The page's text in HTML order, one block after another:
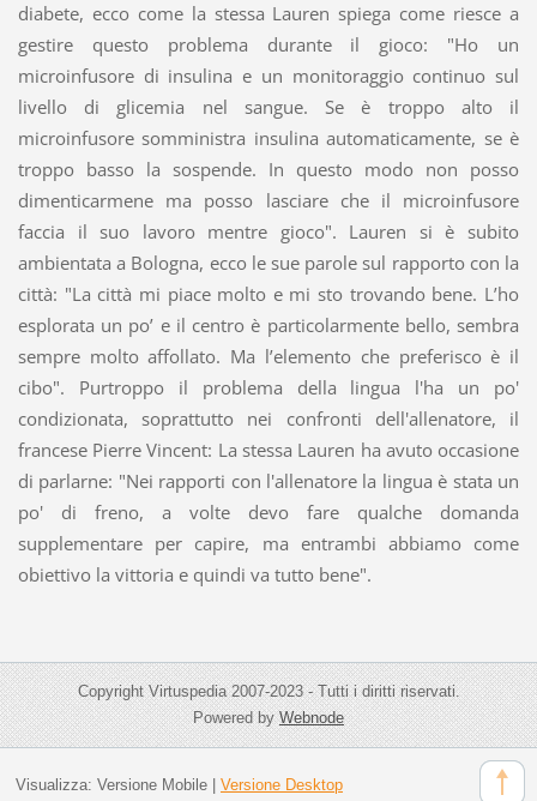
diabete, ecco come la stessa Lauren spiega come riesce a
gestire questo problema durante il gioco: "Ho un
microinfusore di insulina e un monitoraggio continuo sul
livello di glicemia nel sangue. Se è troppo alto il
microinfusore somministra insulina automaticamente, se è
troppo basso la sospende. In questo modo non posso
dimenticarmene ma posso lasciare che il microinfusore
faccia il suo lavoro mentre gioco". Lauren si è subito
ambientata a Bologna, ecco le sue parole sul rapporto con la
città: "La città mi piace molto e mi sto trovando bene. L’ho
esplorata un po’ e il centro è particolarmente bello, sembra
sempre molto affollato. Ma l’elemento che preferisco è il
cibo". Purtroppo il problema della lingua l'ha un po'
condizionata, soprattutto nei confronti dell'allenatore, il
francese Pierre Vincent: La stessa Lauren ha avuto occasione
di parlarne: "Nei rapporti con l'allenatore la lingua è stata un
po' di freno, a volte devo fare qualche domanda
supplementare per capire, ma entrambi abbiamo come
obiettivo la vittoria e quindi va tutto bene".
Copyright Virtuspedia 2007-2023 - Tutti i diritti riservati.
Powered byWebnode
Visualizza: Versione Mobile| Versione Desktop